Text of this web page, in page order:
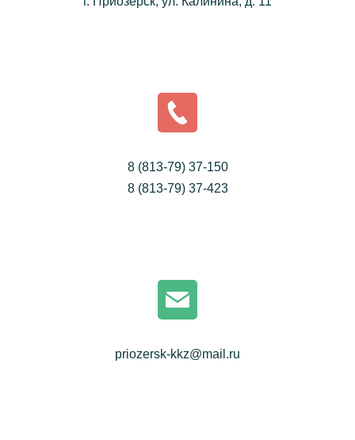
8 (813-79) 37-150
8 (813-79) 37-423
priozersk-kkz@mail.ru